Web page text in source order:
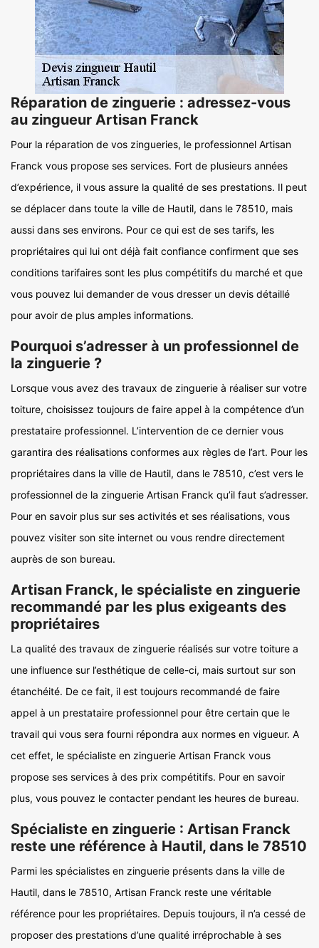
Réparation de zinguerie : adressez-vous
au zingueur Artisan Franck
Pour la réparation de vos zingueries, le professionnel Artisan
Franck vous propose ses services. Fort de plusieurs années
d’expérience, il vous assure la qualité de ses prestations. Il peut
se déplacer dans toute la ville de Hautil, dans le 78510, mais
aussi dans ses environs. Pour ce qui est de ses tarifs, les
propriétaires qui lui ont déjà fait confiance confirment que ses
conditions tarifaires sont les plus compétitifs du marché et que
vous pouvez lui demander de vous dresser un devis détaillé
pour avoir de plus amples informations.
Pourquoi s’adresser à un professionnel de
la zinguerie ?
Lorsque vous avez des travaux de zinguerie à réaliser sur votre
toiture, choisissez toujours de faire appel à la compétence d’un
prestataire professionnel. L’intervention de ce dernier vous
garantira des réalisations conformes aux règles de l’art. Pour les
propriétaires dans la ville de Hautil, dans le 78510, c’est vers le
professionnel de la zinguerie Artisan Franck qu’il faut s’adresser.
Pour en savoir plus sur ses activités et ses réalisations, vous
pouvez visiter son site internet ou vous rendre directement
auprès de son bureau.
Artisan Franck, le spécialiste en zinguerie
recommandé par les plus exigeants des
propriétaires
La qualité des travaux de zinguerie réalisés sur votre toiture a
une influence sur l’esthétique de celle-ci, mais surtout sur son
étanchéité. De ce fait, il est toujours recommandé de faire
appel à un prestataire professionnel pour être certain que le
travail qui vous sera fourni répondra aux normes en vigueur. A
cet effet, le spécialiste en zinguerie Artisan Franck vous
propose ses services à des prix compétitifs. Pour en savoir
plus, vous pouvez le contacter pendant les heures de bureau.
Spécialiste en zinguerie : Artisan Franck
reste une référence à Hautil, dans le 78510
Parmi les spécialistes en zinguerie présents dans la ville de
Hautil, dans le 78510, Artisan Franck reste une véritable
référence pour les propriétaires. Depuis toujours, il n’a cessé de
proposer des prestations d’une qualité irréprochable à ses